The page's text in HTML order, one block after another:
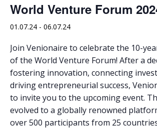
World Venture Forum
01.07.24 - 06.07.24
Join Venionaire to celebrate the 10-
of the World Venture Forum! After a
fostering innovation, connecting
driving entrepreneurial success,
to invite you to the upcoming event.
evolved to a globally renowned
over 500 participants from 25